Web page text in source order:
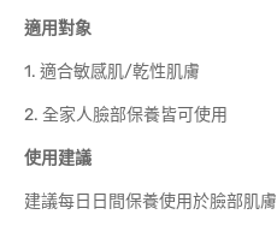
適用對象
1. 適合敏感肌/乾性肌膚
2. 全家人臉部保養皆可使用
使用建議
建議每日日間保養使用於臉部肌膚